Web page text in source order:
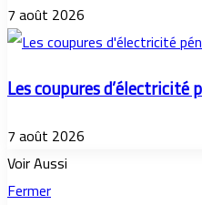
7 août 2026
Les coupures
7 août 2026
Voir Aussi
Fermer